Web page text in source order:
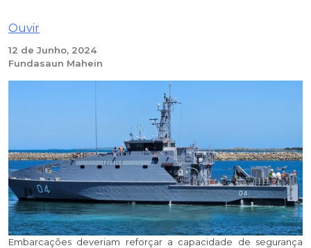
Ouvir
12 de Junho, 2024
Fundasaun Mahein
Embarcações deveriam reforçar a capacidade de segurança